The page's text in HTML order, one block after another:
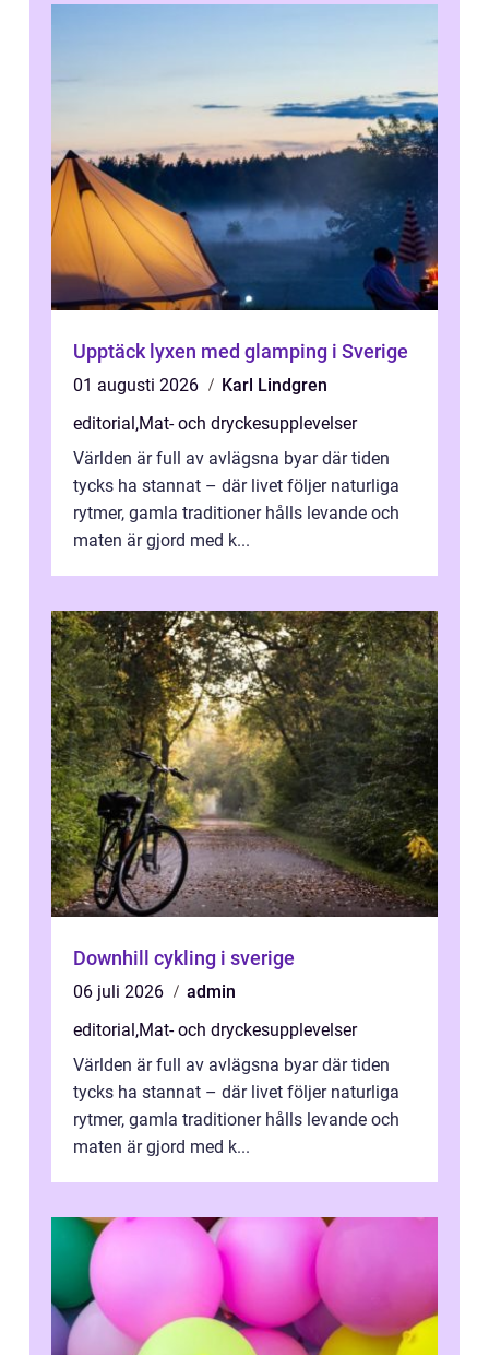
Upptäck lyxen med glamping i Sverige
01 augusti 2026
Karl Lindgren
editorial,Mat- och dryckesupplevelser
Världen är full av avlägsna byar där tiden
tycks ha stannat – där livet följer naturliga
rytmer, gamla traditioner hålls levande och
maten är gjord med k...
Downhill cykling i sverige
06 juli 2026
admin
editorial,Mat- och dryckesupplevelser
Världen är full av avlägsna byar där tiden
tycks ha stannat – där livet följer naturliga
rytmer, gamla traditioner hålls levande och
maten är gjord med k...